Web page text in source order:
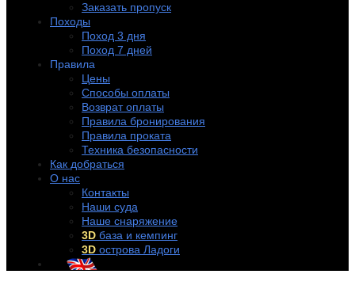
Заказать пропуск
Походы
Поход 3 дня
Поход 7 дней
Правила
Цены
Способы оплаты
Возврат оплаты
Правила бронирования
Правила проката
Техника безопасности
Как добраться
О нас
Контакты
Наши суда
Наше снаряжение
3D база и кемпинг
3D острова Ладоги